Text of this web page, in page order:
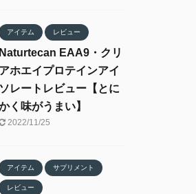
アイテム レビュー
Naturtecan EAA9・クリ
アホエイプロテインアイ
ソレートレビュー【とに
く味がうまい】
2022/11/25
アイテム サプリメント
レビュー